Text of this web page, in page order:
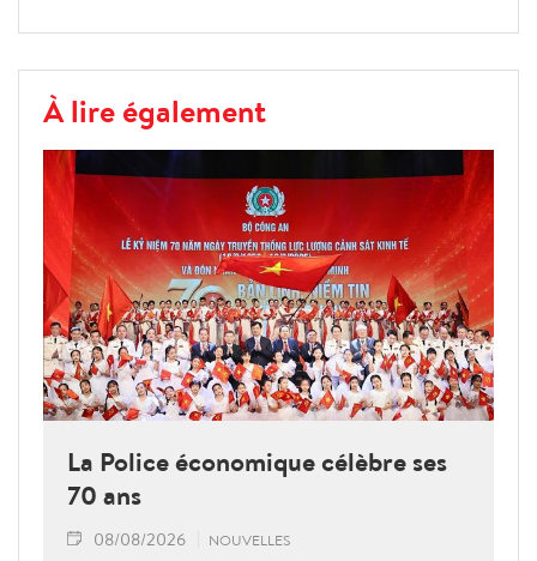
À lire également
La Police économique célèbre ses
70 ans
08/08/2026 NOUVELLES